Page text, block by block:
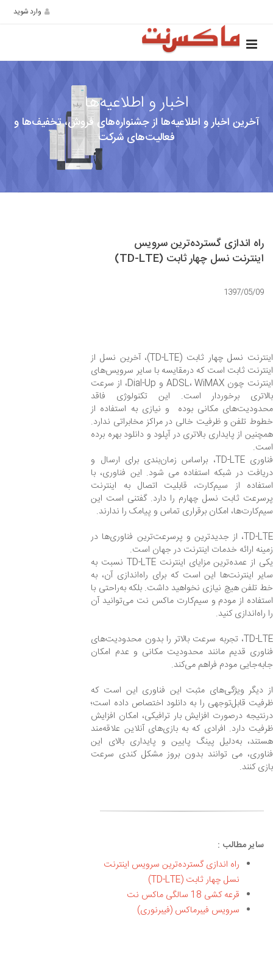
وارد شوید
اخبار و اطلاعیه‌ها
آخرین اخبار و اطلاعیه‌ها از جشنواره‌های فروش، تخفیف‌ها و
فعالیت‌های شرکت
راه اندازی گسترده‌ترین سرویس
اینترنت نسل چهار ثابت (TD-LTE)
1397/05/09
اینترنت نسل چهار ثابت (TD-LTE)، آخرین نسل از
اینترنت ثابت است که درمقایسه با سایر سرویس‌های
اینترنت چون ADSL، WiMAX و Dial-Up، از سرعت
بالاتری برخوردار است. این تکنولوژی فاقد
محدودیت‌های مکانی بوده و نیازی به استفاده از
خطوط تلفن و ظرفیت خالی در مراکز مخابراتی ندارد.
همچنین از پایداری بالاتری در آپلود و دانلود بهره برده
است.
فناوری TD-LTE، براساس زمان‌بندی برای ارسال و
دریافت در شبکه استفاده می شود. این فناوری، با
استفاده از سیم‌کارت، قابلیت اتصال به اینترنت
پرسرعت ثابت نسل چهارم را دارد. گفتنی است این
سیم‌کارت‌ها، امکان برقراری تماس و پیامک را ندارند.
TD-LTE، از جدیدترین و پرسرعت‌ترین فناوری‌ها در
زمینه ارائه خدمات اینترنت در جهان است.
یکی از عمده‌ترین مزایای اینترنت TD-LTE نسبت به
سایر اینترنت‌ها این است که برای راه‌اندازی آن، به
خط تلفن هیچ‌ نیازی نخواهید داشت. بلکه به‌راحتی با
استفاده از مودم و سیم‌کارت ماکس نت می‌توانید آن
را راه‌اندازی کنید.
TD-LTE، تجربه سرعت بالاتر را بدون محدودیت‌های
فناوری قدیم مانند محدودیت مکانی و عدم امکان
جابه‌جایی مودم فراهم می‌کند.
از دیگر ویژگی‌های مثبت این فناوری این است که
ظرفیت قابل‌توجهی را به دانلود اختصاص داده است؛
درنتیجه درصورت افزایش بار ترافیکی، امکان افزایش
ظرفیت دارد. افرادی که به بازی‌های آنلاین علاقه‌مند
هستند، به‌دلیل پینگ پایین و پایداری بالای این
فناوری، می توانند بدون بروز مشکل کندی سرعت
بازی کنند.
سایر مطالب :
راه اندازی گسترده‌ترین سرویس اینترنت
نسل چهار ثابت (TD-LTE)
قرعه کشی 18 سالگی ماکس نت
سرویس فیبرماکس (فیبرنوری)